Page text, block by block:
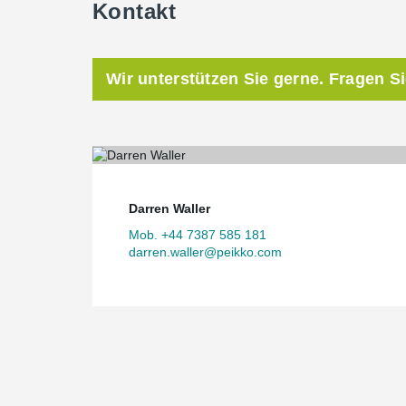
Kontakt
Wir unterstützen Sie gerne. Fragen
Darren Waller
Mob. +44 7387 585 181
darren.waller@peikko.com